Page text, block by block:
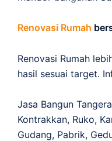
Renovasi Rumah
Renovasi Rumah
hasil sesuai target.
Jasa Bangun
Kontrakkan, Ruko,
Gudang, Pabrik,